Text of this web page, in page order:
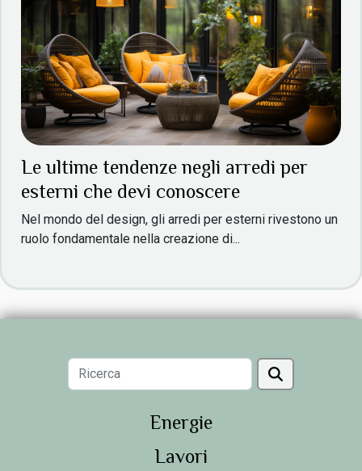
Le ultime tendenze negli arredi per
esterni che devi conoscere
Nel mondo del design, gli arredi per esterni rivestono un
ruolo fondamentale nella creazione di...
Energie
Lavori